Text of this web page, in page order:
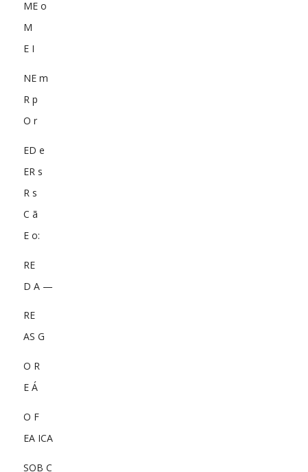
ME o
M
E I
NE m
R p
O r
ED e
ER s
R s
C ã
E o:
RE
D A —
RE
AS G
O R
E Á
O F
EA ICA
SOB C